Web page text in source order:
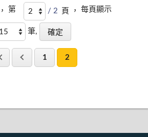
第 / 2 頁 ，每頁顯示
筆,
1 2